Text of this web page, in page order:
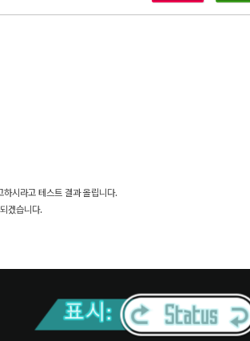
시라고 테스트 결과 올립니다.
겠습니다.